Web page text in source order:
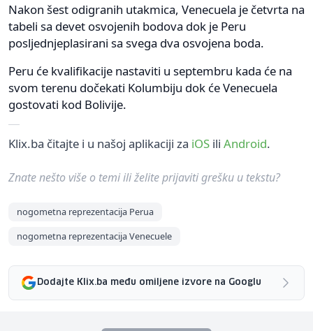
Nakon šest odigranih utakmica, Venecuela je četvrta na
tabeli sa devet osvojenih bodova dok je Peru
posljednjeplasirani sa svega dva osvojena boda.
Peru će kvalifikacije nastaviti u septembru kada će na
svom terenu dočekati Kolumbiju dok će Venecuela
gostovati kod Bolivije.
Klix.ba čitajte i u našoj aplikaciji za iOS ili Android.
Znate nešto više o temi ili želite prijaviti grešku u tekstu?
nogometna reprezentacija Perua
nogometna reprezentacija Venecuele
Dodajte Klix.ba među omiljene izvore na Googlu